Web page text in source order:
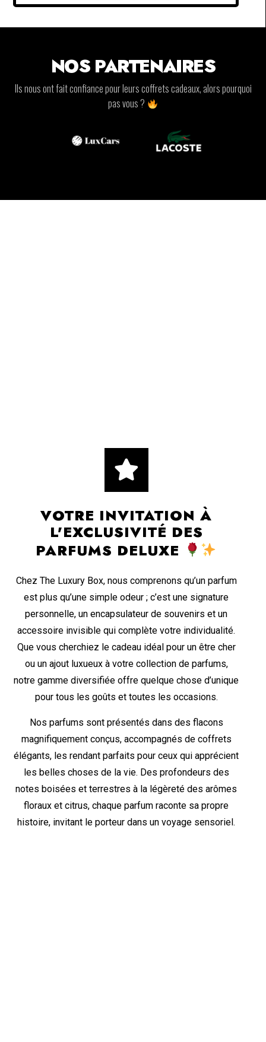
NOS PARTENAIRES
Ils nous ont fait confiance pour leurs coffrets cadeaux, alors pourquoi
pas vous ?
VOTRE INVITATION À
L'EXCLUSIVITÉ DES
PARFUMS DELUXE
Chez The Luxury Box, nous comprenons qu’un parfum
est plus qu’une simple odeur ; c’est une signature
personnelle, un encapsulateur de souvenirs et un
accessoire invisible qui complète votre individualité.
Que vous cherchiez le cadeau idéal pour un être cher
ou un ajout luxueux à votre collection de parfums,
notre gamme diversifiée offre quelque chose d’unique
pour tous les goûts et toutes les occasions.
Nos parfums sont présentés dans des flacons
magnifiquement conçus, accompagnés de coffrets
élégants, les rendant parfaits pour ceux qui apprécient
les belles choses de la vie. Des profondeurs des
notes boisées et terrestres à la légèreté des arômes
floraux et citrus, chaque parfum raconte sa propre
histoire, invitant le porteur dans un voyage sensoriel.